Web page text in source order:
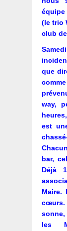
équipe
(le trio
club
que
way,
est
bar,
Déjà
Maire.
les